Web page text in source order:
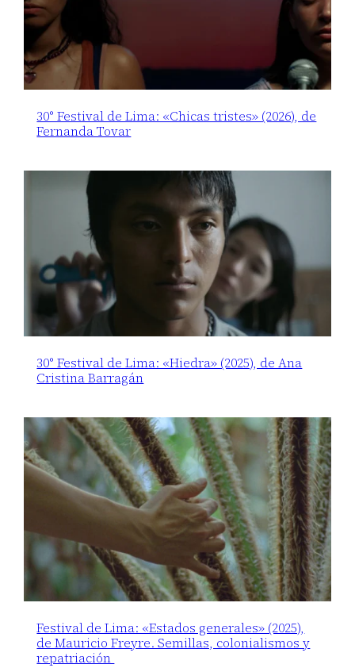
30° Festival de Lima: «Chicas tristes» (2026), de
Fernanda Tovar
30° Festival de Lima: «Hiedra» (2025), de Ana
Cristina Barragán
Festival de Lima: «Estados generales» (2025),
de Mauricio Freyre. Semillas, colonialismos y
repatriación